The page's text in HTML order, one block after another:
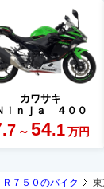
カワサキ
ｉｎｊａ ４００
.7 ～ 54.1 万円
Ｒ７５０のバイク